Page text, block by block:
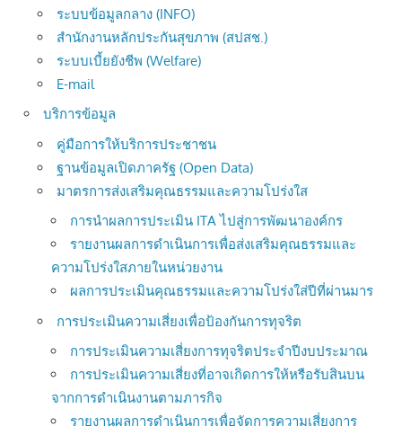
ระบบข้อมูลกลาง (INFO)
สำนักงานหลักประกันสุขภาพ (สปสช.)
ระบบเบี้ยยังชีพ (Welfare)
E-mail
บริการข้อมูล
คู่มือการให้บริการประชาชน
ฐานข้อมูลเปิดภาครัฐ (Open Data)
มาตรการส่งเสริมคุณธรรมและความโปร่งใส
การนำผลการประเมิน ITA ไปสู่การพัฒนาองค์กร
รายงานผลการดำเนินการเพื่อส่งเสริมคุณธรรมและ
ความโปร่งใสภายในหน่วยงาน
ผลการประเมินคุณธรรมและความโปร่งใส่ปีที่ผ่านมาร
การประเมินความเสี่ยงเพื่อป้องกันการทุจริต
การประเมินความเสี่ยงการทุจริตประจำปีงบประมาณ
การประเมินความเสี่ยงที่อาจเกิดการให้หรือรับสินบน
จากการดำเนินงานตามภารกิจ
รายงานผลการดำเนินการเพื่อจัดการความเสี่ยงการ